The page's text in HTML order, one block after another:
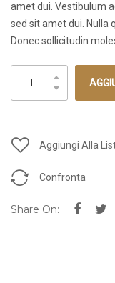
amet dui. Vestibulum
sed sit amet dui. Nulla
Donec sollicitudin
Aggiungi Alla
Confronta
Share On: